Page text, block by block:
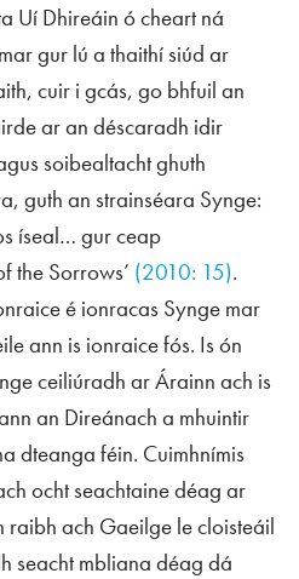
Uí Dhireáin ó cheart ná
gur lú a thaithí siúd ar
cuir i gcás, go bhfuil an
ar an déscaradh idir
soibealtacht ghuth
guth an strainséara Synge:
íseal… gur ceap
the Sorrows’ (2010: 15).
é ionracas Synge mar
ann is ionraice fós. Is ón
ceiliúradh ar Árainn ach is
an Direánach a mhuintir
dteanga féin. Cuimhnímis
ocht seachtaine déag ar
ach Gaeilge le cloisteáil
seacht mbliana déag dá